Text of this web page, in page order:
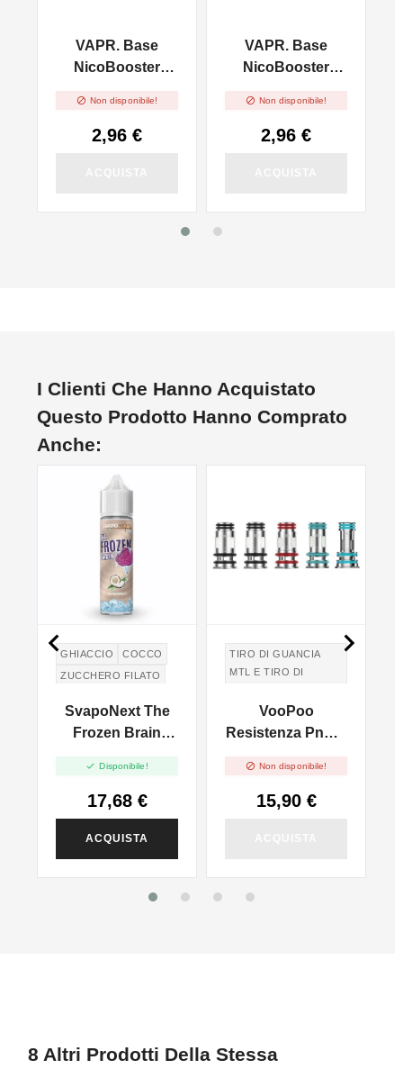
VAPR. Base
NicoBooster
 Non disponibile!
2,96 €
VAPR. Base
NicoBooster
 Non disponibile!
2,96 €
I Clienti Che Hanno Acquistato
Questo Prodotto Hanno Comprato
Anche:
GHIACCIO
COCCO
ZUCCHERO FILATO
SvapoNext The
Frozen Brain
Aroma Shot 20ml
 Disponibile!
17,68 €
ACQUISTA
TIRO DI GUANCIA
MTL E TIRO DI
TIRO IN GUANCIA
MTL E TIRO DI
VooPoo
Resistenza PnP X
 Non disponibile!
15,90 €
 
8 Altri Prodotti Della Stessa